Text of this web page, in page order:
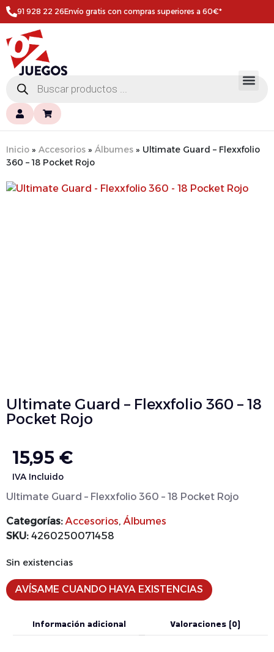
91 928 22 26Envío gratis con compras superiores a 60€*
Inicio » Accesorios » Álbumes » Ultimate Guard – Flexxfolio
360 – 18 Pocket Rojo
Ultimate Guard – Flexxfolio 360 – 18
Pocket Rojo
15,95 €
IVA Incluido
Ultimate Guard – Flexxfolio 360 – 18 Pocket Rojo
Categorías: Accesorios, Álbumes
SKU: 4260250071458
Sin existencias
AVÍSAME CUANDO HAYA EXISTENCIAS
Información adicional Valoraciones (0)